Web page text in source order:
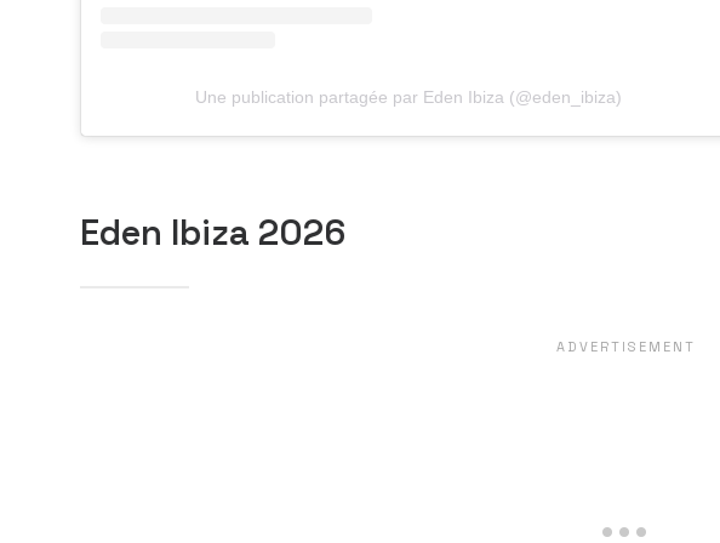
Une publication partagée par Eden Ibiza (@eden_ibiza)
Eden Ibiza 2026